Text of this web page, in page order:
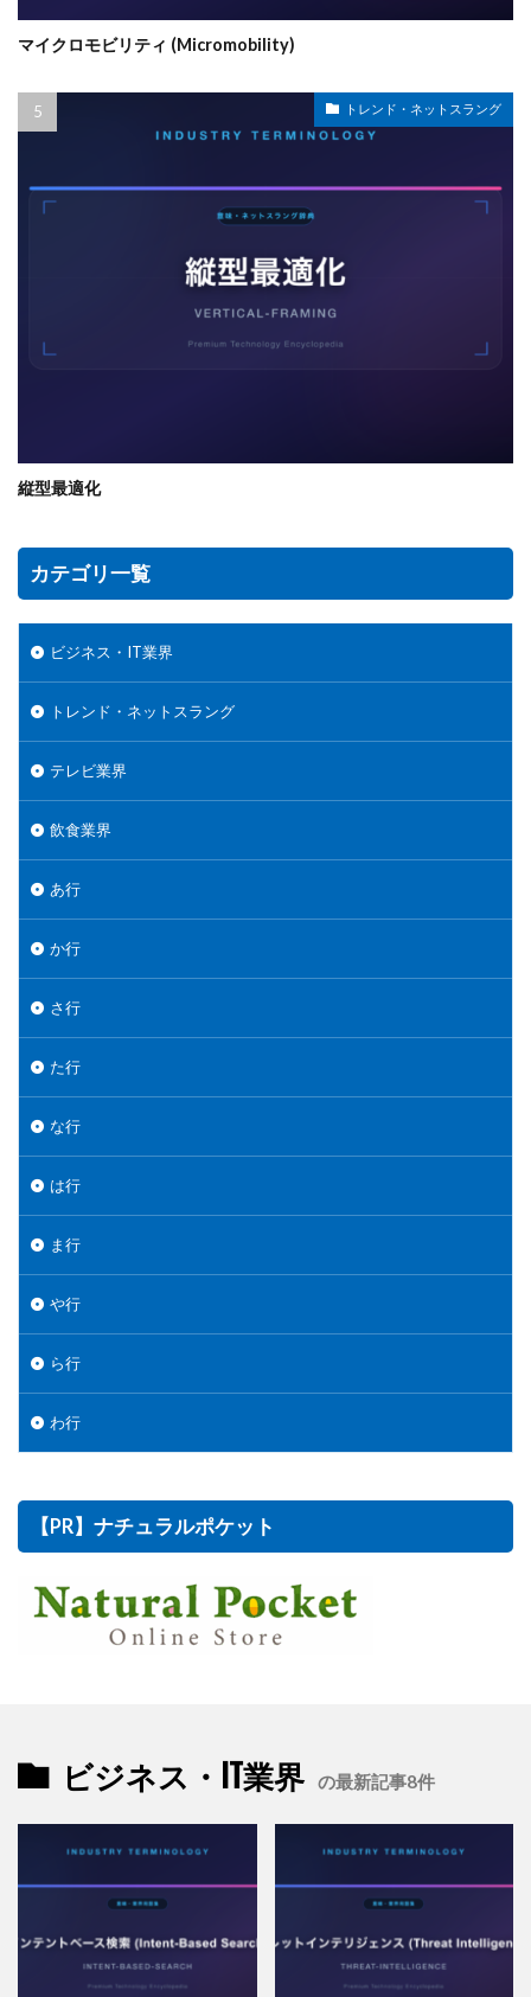
マイクロモビリティ (Micromobility)
トレンド・ネットスラング
縦型最適化
カテゴリ一覧
ビジネス・IT業界
トレンド・ネットスラング
テレビ業界
飲食業界
あ行
か行
さ行
た行
な行
は行
ま行
や行
ら行
わ行
【PR】ナチュラルポケット
ビジネス・IT業界 の最新記事8件